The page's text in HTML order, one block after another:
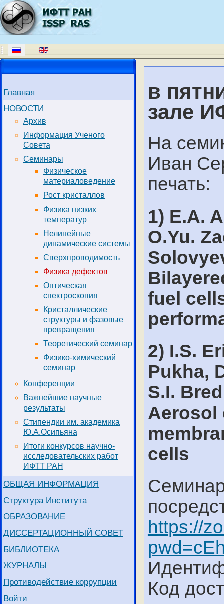
Главная
НОВОСТИ
Архив
Информация Ученого
Совета
Семинары
Физическое
материаловедение
Рост кристаллов
Физика низких
температур
Нелинейные
динамические системы
Сверхпроводимость
Физика дефектов
Оптическая
спектроскопия
Кристаллические
структуры и фазовые
превращения
Теоретический семинар
Физико-химический
семинар
Конференции
Важнейшие научные
результаты
Стипендии им. академика
Ю.А.Осипьяна
Итоги конкурсов научно-
исследовательских работ
ИФТТ РАН
ОБЩАЯ ИНФОРМАЦИЯ
Структура Института
ОБРАЗОВАНИЕ
ДИССЕРТАЦИОННЫЙ СОВЕТ
БИБЛИОТЕКА
ЖУРНАЛЫ
Противодействие коррупции
Войти
в
зале
На
Иван
печать:
1) E.A.
O.Yu.
fuel
2) I.S.
Pukha,
S.I.
Aerosol
cells
https://
Код